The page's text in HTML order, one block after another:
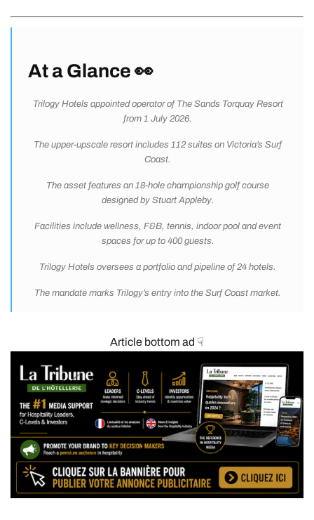
At a Glance 👀
Trilogy Hotels appointed operator of The Sands Torquay Resort
from 1 July 2026.
The upper-upscale resort includes 112 suites on Victoria’s Surf
Coast.
The asset features an 18-hole championship golf course
designed by Stuart Appleby.
Facilities include wellness, F&B, tennis, indoor pool and event
spaces for up to 400 guests.
Trilogy Hotels oversees a portfolio and pipeline of 24 hotels.
The mandate marks Trilogy’s entry into the Surf Coast market.
Article bottom ad ☟